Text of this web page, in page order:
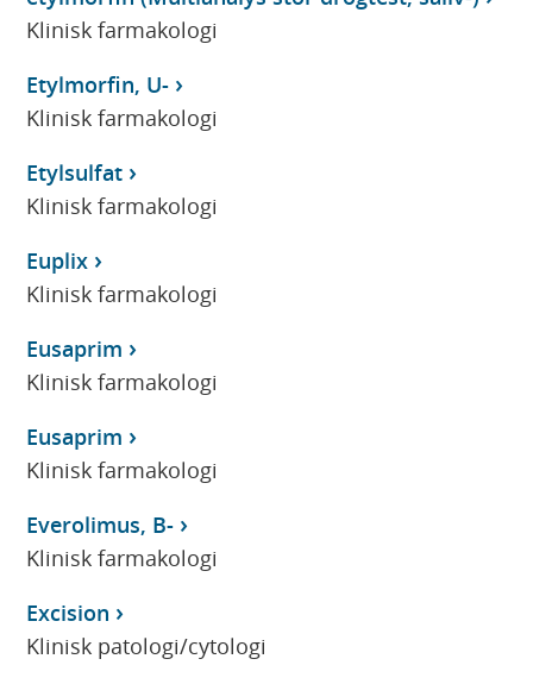
Klinisk farmakologi
Etylmorfin, U-
Klinisk farmakologi
Etylsulfat
Klinisk farmakologi
Euplix
Klinisk farmakologi
Eusaprim
Klinisk farmakologi
Eusaprim
Klinisk farmakologi
Everolimus, B-
Klinisk farmakologi
Excision
Klinisk patologi/cytologi